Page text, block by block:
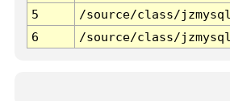
5
/source/class/
6
/source/class/